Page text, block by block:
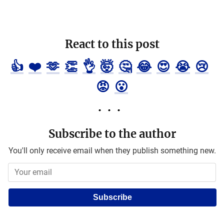
React to this post
👍 ❤️ 🫶 👏 👌 🤯 🤔 😂 😍 😭 😢
😡 😮
Subscribe to the author
You'll only receive email when they publish something new.
Subscribe